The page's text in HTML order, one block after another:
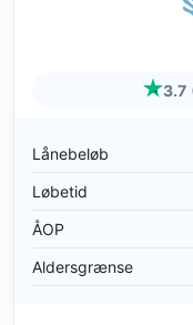
3.7
Lånebeløb
Løbetid
ÅOP
Aldersgrænse